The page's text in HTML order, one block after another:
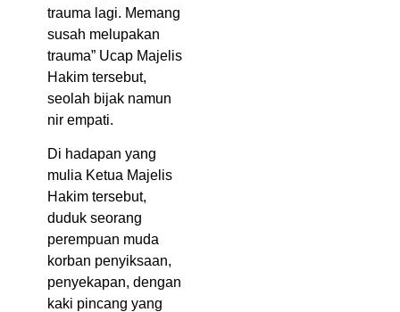
trauma lagi. Memang
susah melupakan
trauma” Ucap Majelis
Hakim tersebut,
seolah bijak namun
nir empati.
Di hadapan yang
mulia Ketua Majelis
Hakim tersebut,
duduk seorang
perempuan muda
korban penyiksaan,
penyekapan, dengan
kaki pincang yang